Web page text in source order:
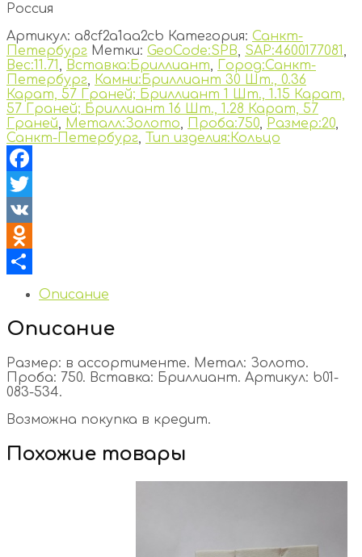
Россия
Артикул: a8cf2a1aa2cb Категория: Санкт-
Петербург Метки: GeoCode:SPB, SAP:4600177081,
Вес:11.71, Вставка:Бриллиант, Город:Санкт-
Петербург, Камни:Бриллиант 30 Шт., 0.36
Карат, 57 Граней; Бриллиант 1 Шт., 1.15 Карат,
57 Граней; Бриллиант 16 Шт., 1.28 Карат, 57
Граней, Металл:Золото, Проба:750, Размер:20,
Санкт-Петербург, Тип изделия:Кольцо
Facebook
Twitter
VK
Odnoklassniki
Отправить
Описание
Описание
Размер: в ассортименте. Метал: Золото.
Проба: 750. Вставка: Бриллиант. Артикул: b01-
083-534.
Возможна покупка в кредит.
Похожие товары